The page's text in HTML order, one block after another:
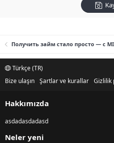
Получить займ стало просто — с
Türkçe (TR)
Bize ulaşın Şartlar ve kurallar Gizlilik
Hakkımızda
asdadasdadasd
Neler yeni